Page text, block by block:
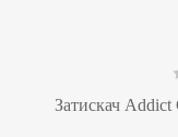
Затискач